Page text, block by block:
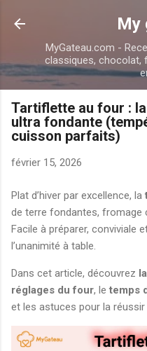
Accéder au
My
MyGateau.com -
classiques, chocolat,
Tartiflette au four :
ultra fondante
cuisson parfaits)
février 15, 2026
Plat d’hiver par excellence, la
de terre fondantes, fromage
Facile à préparer, conviviale
l’unanimité à table.
Dans cet article, découvrez
réglages du four, le temps
et les astuces pour la